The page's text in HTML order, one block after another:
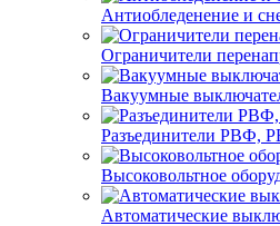
Антиобледенение и
Ограничители
Вакуумные
Разъединители
Высоковольтное
Автоматические